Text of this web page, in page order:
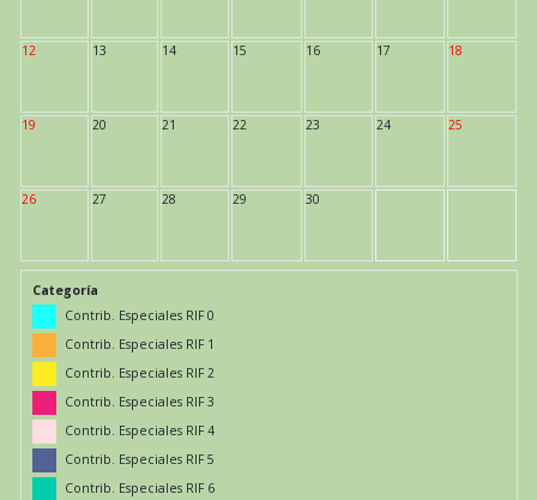
12 13 14 15 16 17 18
19 20 21 22 23 24 25
26 27 28 29 30
Categoría
Contrib. Especiales RIF 0
Contrib. Especiales RIF 1
Contrib. Especiales RIF 2
Contrib. Especiales RIF 3
Contrib. Especiales RIF 4
Contrib. Especiales RIF 5
Contrib. Especiales RIF 6